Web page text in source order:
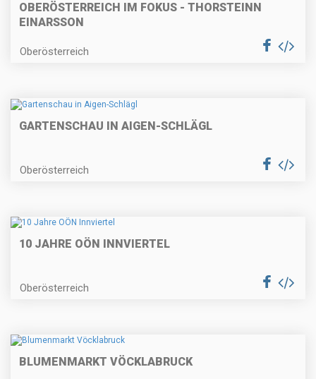
OBERÖSTERREICH IM FOKUS - THORSTEINN
EINARSSON
Oberösterreich
GARTENSCHAU IN AIGEN-SCHLÄGL
Oberösterreich
10 JAHRE OÖN INNVIERTEL
Oberösterreich
BLUMENMARKT VÖCKLABRUCK